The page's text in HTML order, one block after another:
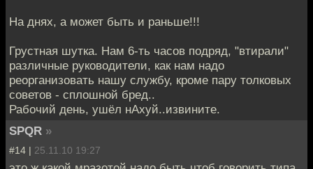
На днях, а может быть и раньше!!!
Грустная шутка. Нам 6-ть часов подряд, "втирали"
различные руководители, как нам надо
реорганизовать нашу службу, кроме пару толковых
советов - сплошной бред..
Рабочий день, ушёл нАхуй..извините.
SPQR »
#14 | 25.11.10 19:27